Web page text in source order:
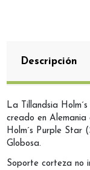
Descripción
La Tillandsia
creado en
Holm´s Purple Star
Globosa.
Soporte corteza no